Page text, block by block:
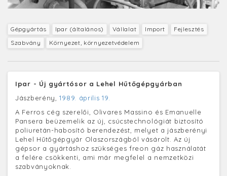
Gépgyártás Ipar (általános) Vállalat Import
Fejlesztés
Szabvány
Környezet, környezetvédelem
Ipar - Új gyártósor a Lehel Hűtőgépgyárban
Jászberény,1989. április 19.
A Ferros cég szerelői, Olivares Massino és Emanuelle
Pansera beüzemelik az új, csúcstechnológiát biztosító
poliuretán-habosító berendezést, melyet a jászberényi
Lehel Hűtőgépgyár Olaszországból vásárolt. Az új
gépsor a gyártáshoz szükséges freon gáz használatát
a felére csökkenti, ami már megfelel a nemzetközi
szabványoknak.